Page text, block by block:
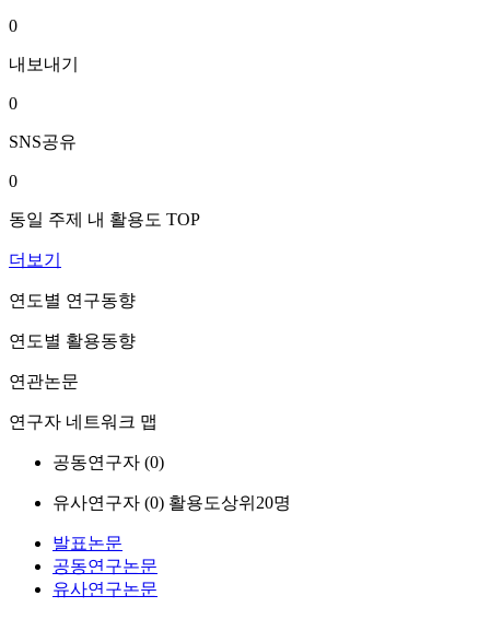
0
내보내기
0
SNS공유
0
동일 주제 내 활용도 TOP
더보기
연도별 연구동향
연도별 활용동향
연관논문
연구자 네트워크 맵
공동연구자 (0)
유사연구자 (0) 활용도상위20명
발표논문
공동연구논문
유사연구논문